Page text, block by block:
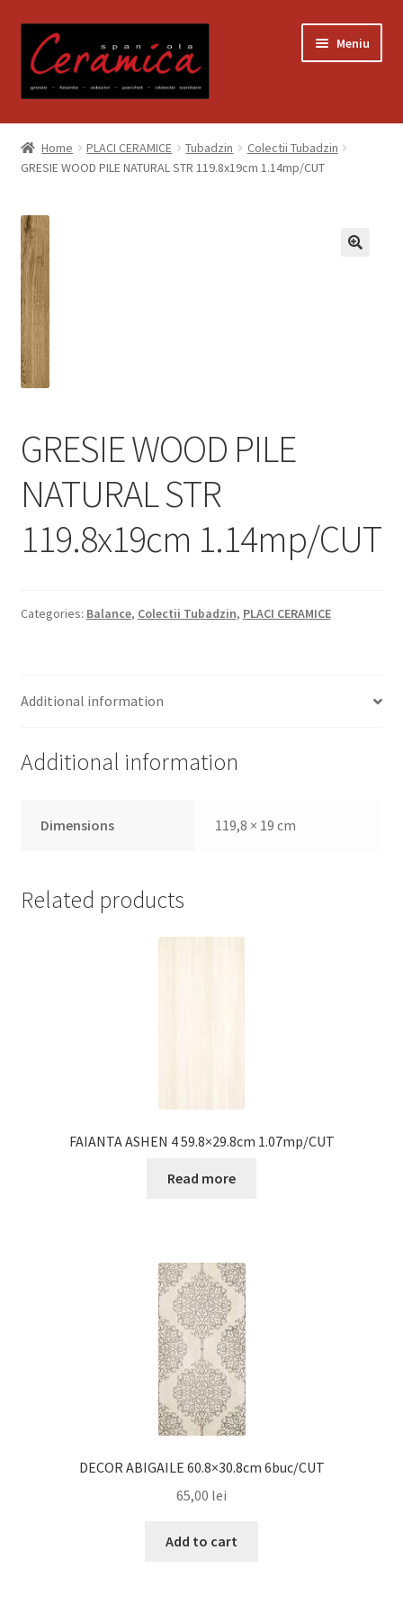
la
navigare
la
conținut
Meniu
Prima pagină
Blog
Contact
Contul meu
Coș
Despre noi
Plata si Livrare
Politică de confidențialitate
Politica de cookie
Plată
Home PLACI CERAMICE Tubadzin
Colectii Tubadzin
GRESIE WOOD PILE NATURAL STR 119.8x19cm 1.14mp/CUT
GRESIE WOOD PILE
NATURAL STR
119.8x19cm 1.14mp/CUT
Categories: Balance, Colectii Tubadzin, PLACI CERAMICE
Additional information
Additional information
Dimensions 119,8 × 19 cm
Related products
FAIANTA ASHEN 4 59.8×29.8cm 1.07mp/CUT
Read more
DECOR ABIGAILE 60.8×30.8cm 6buc/CUT
65,00 lei
Add to cart